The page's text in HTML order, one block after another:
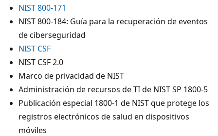
NIST 800-171
NIST 800-184: Guía para la recuperación de eventos
de ciberseguridad
NIST CSF
NIST CSF 2.0
Marco de privacidad de NIST
Administración de recursos de TI de NIST SP 1800-5
Publicación especial 1800-1 de NIST que protege los
registros electrónicos de salud en dispositivos
móviles